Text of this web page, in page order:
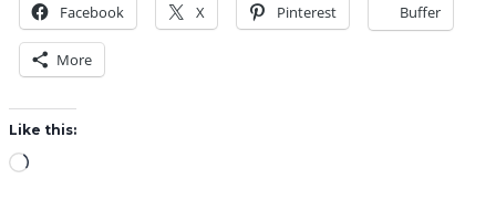
Facebook X Pinterest Buffer
More
Like this:
L